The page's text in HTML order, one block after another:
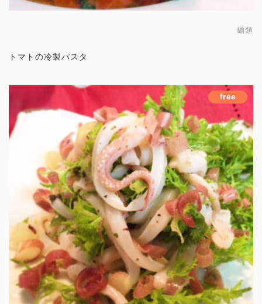
麺類
トマトの冷製パスタ
free